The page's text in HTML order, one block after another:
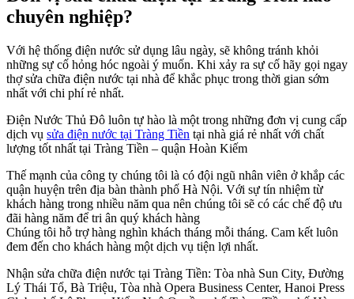
chuyên nghiệp?
Với hệ thống điện nước sử dụng lâu ngày, sẽ không tránh khỏi
những sự cố hỏng hóc ngoài ý muốn. Khi xảy ra sự cố hãy gọi ngay
thợ sửa chữa điện nước tại nhà để khắc phục trong thời gian sớm
nhất với chi phí rẻ nhất.
Điện Nước Thủ Đô luôn tự hào là một trong những đơn vị cung cấp
dịch vụ sửa điện nước tại Tràng Tiền tại nhà giá rẻ nhất với chất
lượng tốt nhất tại Tràng Tiền – quận Hoàn Kiếm
Thế mạnh của công ty chúng tôi là có đội ngũ nhân viên ở khắp các
quận huyện trên địa bàn thành phố Hà Nội. Với sự tín nhiệm từ
khách hàng trong nhiều năm qua nên chúng tôi sẽ có các chế độ ưu
đãi hàng năm để tri ân quý khách hàng
Chúng tôi hỗ trợ hàng nghìn khách tháng mỗi tháng. Cam kết luôn
đem đến cho khách hàng một dịch vụ tiện lợi nhất.
Nhận sửa chữa điện nước tại Tràng Tiền: Tòa nhà Sun City, Đường
Lý Thái Tổ, Bà Triệu, Tòa nhà Opera Business Center, Hanoi Press